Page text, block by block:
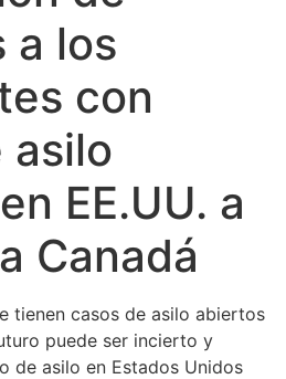
a los
con
asilo
EE.UU. a
Canadá
tienen casos de asilo abiertos
puede ser incierto y
de asilo en Estados Unidos